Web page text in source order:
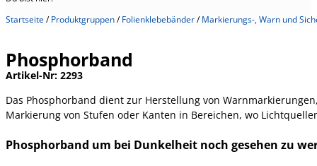
Startseite/Produktgruppen/Folienklebebänder/Markierungs-, Warn und
Phosphorband
Artikel-Nr: 2293
Das Phosphorband dient zur Herstellung von
Markierung von Stufen oder Kanten in Bereichen, wo
Phosphorband um bei Dunkelheit noch gesehen zu